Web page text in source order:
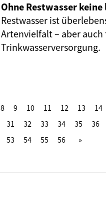
Ohne Restwasser
Restwasser ist
Artenvielfalt – aber
Trinkwasserversorgung.
8 9 10 11 12 13 14
31 32 33 34 35 36
53 54 55 56